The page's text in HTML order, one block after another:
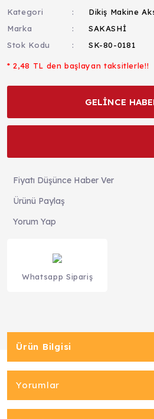
Kategori
Dikiş Makine
Marka
SAKASHİ
Stok Kodu
SK-80-0181
* 2,48 TL den başlayan taksitlerle!!
GELİNCE
Fiyatı Düşünce Haber Ver
Ürünü Paylaş
Yorum Yap
Whatsapp Sipariş
Ürün Bilgisi
Yorumlar